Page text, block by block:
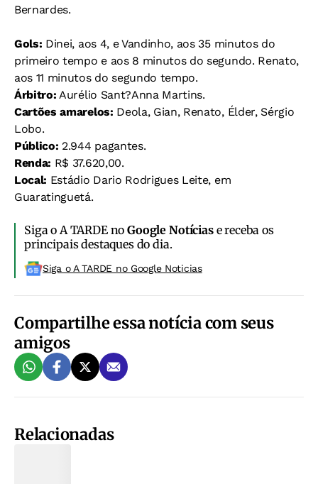
Bernardes.
Gols: Dinei, aos 4, e Vandinho, aos 35 minutos do
primeiro tempo e aos 8 minutos do segundo. Renato,
aos 11 minutos do segundo tempo.
Árbitro: Aurélio Sant?Anna Martins.
Cartões amarelos: Deola, Gian, Renato, Élder, Sérgio
Lobo.
Público: 2.944 pagantes.
Renda: R$ 37.620,00.
Local: Estádio Dario Rodrigues Leite, em
Guaratinguetá.
Siga o A TARDE noGoogle Notíciase receba os
principais destaques do dia.
Siga o A TARDE no Google Noticias
Compartilhe essa notícia com seus
amigos
Relacionadas